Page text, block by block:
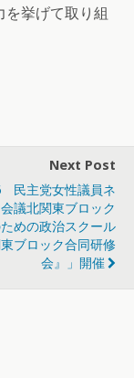
挙げて取り組
Next Post
民主党女性議員ネ
議北関東ブロック
ための政治スクール
東ブロック合同研修
会』」開催